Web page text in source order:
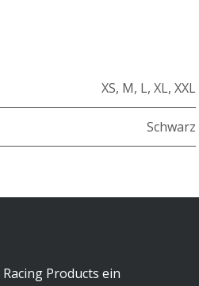
XS, M, L, XL, XXL
Schwarz
Products ein